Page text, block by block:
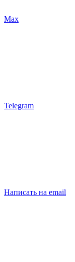
Max
Telegram
Написать на email